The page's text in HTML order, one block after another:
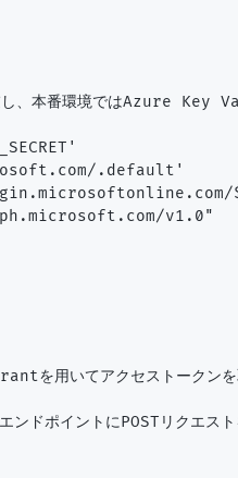
本番環境ではAzure Key
.default'
v1.0"
用いてアクセストークンを
ポイントにPOSTリクエスト